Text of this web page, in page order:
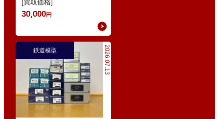
Nゲージ K…
[買取価格]
30,000円
2026.07.13
鉄道模型